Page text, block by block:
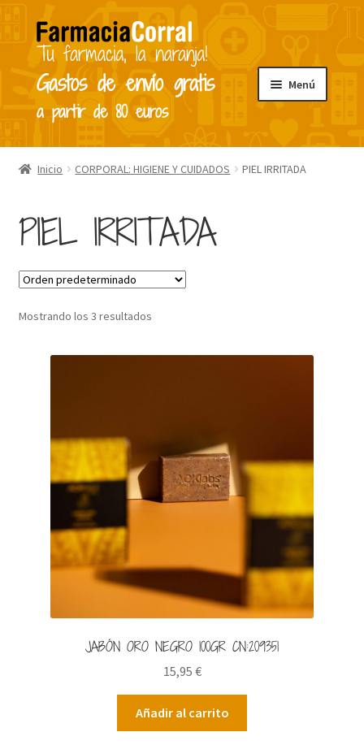
Ir
a
la
navegación
Ir
al
contenido
Gastos de envío gratis
a partir de 80 euros
Menú
Inicio
Contacto
Finalizar compra
La farmacia
Mi cuenta
Tienda
Vídeos
Inicio CORPORAL: HIGIENE Y CUIDADOS PIEL IRRITADA
PIEL IRRITADA
Mostrando los 3 resultados
JABÓN ORO NEGRO 100GR CN:209351
15,95 €
Añadir al carrito